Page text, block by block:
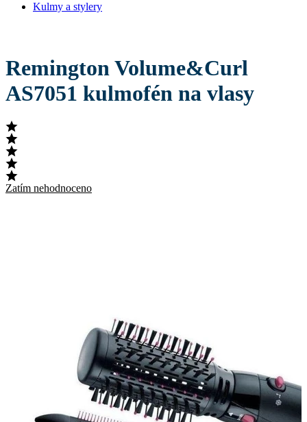
Kulmy a stylery
Remington Volume&Curl
AS7051 kulmofén na vlasy
Zatím nehodnoceno